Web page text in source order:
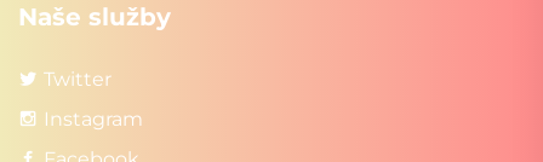
Naše služby
Twitter
Instagram